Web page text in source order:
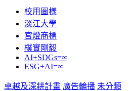
校用圖樣
淡江大學
宮燈商標
樸實剛毅
AI+SDGs=∞
ESG+AI=∞
卓越及深耕計畫 廣告輪播 未分類